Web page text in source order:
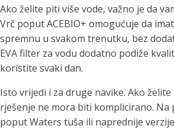
Ako želite piti više vode, važno je da
Vrč poput ACEBIO+ omogućuje da
spremnu u svakom trenutku, bez
EVA filter za vodu dodatno podiže
koristite svaki dan.
Isto vrijedi i za druge navike. Ako
rješenje ne mora biti komplicirano.
poput Waters tuša ili naprednije